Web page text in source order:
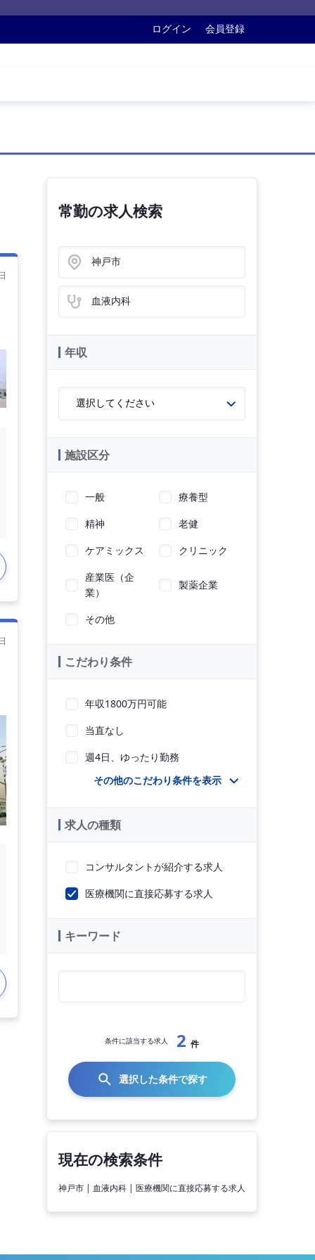
ログイン 会員登録
常勤の求人検索
神戸市
血液内科
年収
施設区分
一般
療養型
精神
老健
ケアミックス
クリニック
産業医（企
業）
製薬企業
その他
こだわり条件
年収1800万円可能
当直なし
週4日、ゆったり勤務
その他のこだわり条件を表示
求人の種類
コンサルタントが紹介する求人
医療機関に直接応募する求人
キーワード
条件に該当する求人 2 件
選択した条件で探す
現在の検索条件
神戸市 | 血液内科 | 医療機関に直接応募する求人